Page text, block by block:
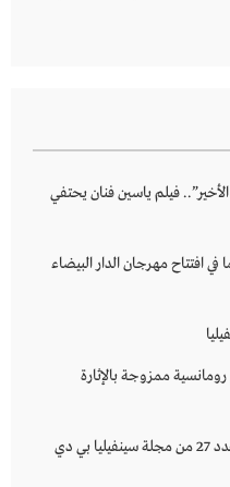
فيلم ياسين فنان يحتفي
افتتاح مهرجان الدار البيضاء
رومانسية ممزوجة بالإثارة
تحميل العدد 27 من مجلة سينفيليا بي دي